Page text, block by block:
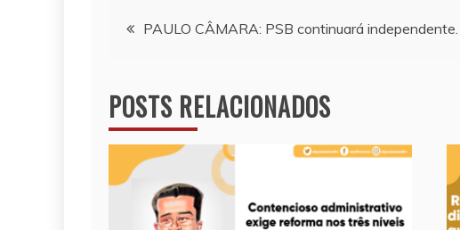
Navegação
Post
PAULO CÂMARA: PSB continuará independente.
POSTS RELACIONADOS